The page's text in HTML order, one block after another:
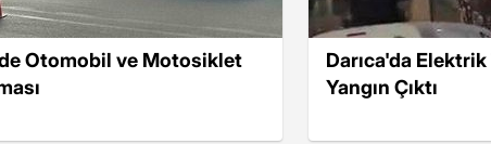
Otomobil ve Motosiklet
Darıca'da
Yangın Çıktı